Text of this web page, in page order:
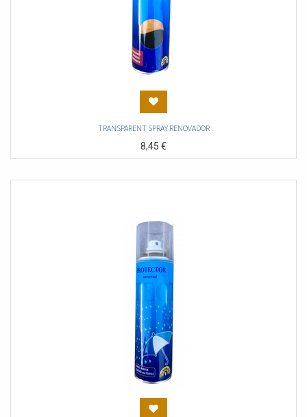
TRANSPARENT SPRAY RENOVADOR
8,45€